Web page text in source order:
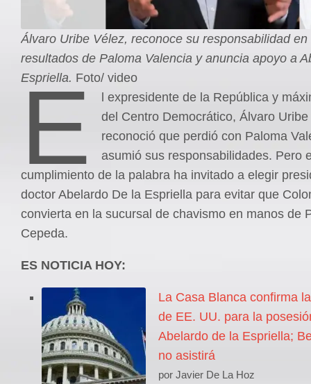
Álvaro Uribe Vélez, reconoce su responsabilidad en
resultados de Paloma Valencia y anuncia apoyo a
Espriella. Foto/ video
E
l expresidente de la República y
del Centro Democrático, Álvaro
reconoció que perdió con Paloma
asumió sus responsabilidades. Pero
cumplimiento de la palabra ha invitado a elegir
doctor Abelardo De la Espriella para evitar que
convierta en la sucursal de chavismo en manos de
Cepeda.
ES NOTICIA HOY:
La Casa Blanca confirma
de EE. UU. para la
Abelardo de la Espriella;
no asistirá
por Javier De La Hoz